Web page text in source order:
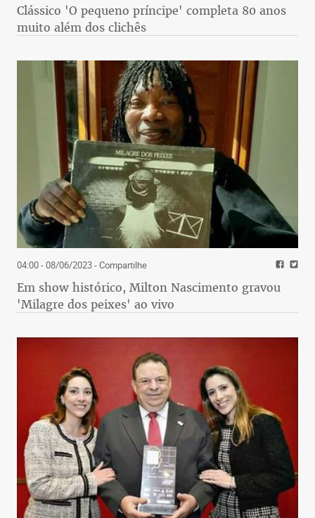
Clássico 'O pequeno príncipe' completa 80 anos
muito além dos clichês
04:00 - 08/06/2023- Compartilhe
Em show histórico, Milton Nascimento gravou
'Milagre dos peixes' ao vivo